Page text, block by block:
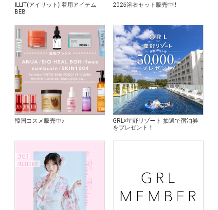
ILLIT(アイリット) 着用アイテム
BEB
2026浴衣セット販売中!!
韓国コスメ販売中♪
GRL×星野リゾート 抽選で宿泊券
をプレゼント！